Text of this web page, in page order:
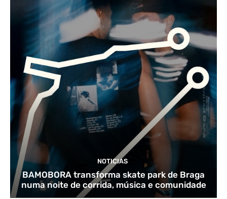
NOTICIAS
BAMOBORA transforma skate park de Braga
numa noite de corrida, música e comunidade